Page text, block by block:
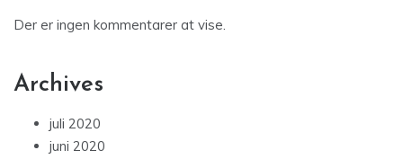
Der er ingen kommentarer at vise.
Archives
juli 2020
juni 2020